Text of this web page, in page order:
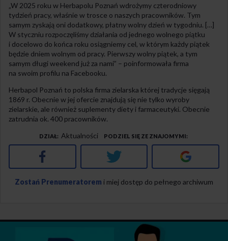
„W 2025 roku w Herbapolu Poznań wdrożymy czterodniowy
tydzień pracy, właśnie w trosce o naszych pracowników. Tym
samym zyskają oni dodatkowy, płatny wolny dzień w tygodniu. […]
W styczniu rozpoczęliśmy działania od jednego wolnego piątku
i docelowo do końca roku osiągniemy cel, w którym każdy piątek
będzie dniem wolnym od pracy. Pierwszy wolny piątek, a tym
samym długi weekend już za nami” – poinformowała firma
na swoim profilu na Facebooku.
Herbapol Poznań to polska firma zielarska której tradycje sięgają
1869 r. Obecnie w jej ofercie znajdują się nie tylko wyroby
zielarskie, ale również suplementy diety i farmaceutyki. Obecnie
zatrudnia ok. 400 pracowników.
DZIAŁ Aktualności PODZIEL SIĘ ZE ZNAJOMYMI
Facebook Twitter Google+
Zostań Prenumeratorem i miej dostęp do pełnego archiwum